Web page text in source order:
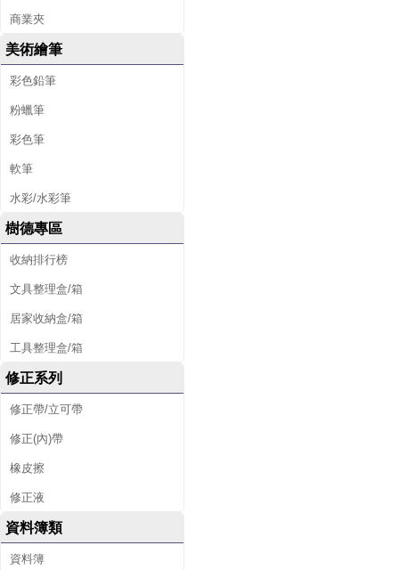
商業夾
美術繪筆
彩色鉛筆
粉蠟筆
彩色筆
軟筆
水彩/水彩筆
樹德專區
收納排行榜
文具整理盒/箱
居家收納盒/箱
工具整理盒/箱
修正系列
修正帶/立可帶
修正(內)帶
橡皮擦
修正液
資料簿類
資料簿